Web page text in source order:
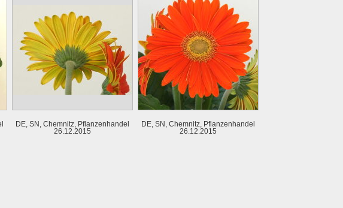
DE, SN, Chemnitz, Pflanzenhandel
26.12.2015
DE, SN, Chemnitz, Pflanzenhandel
26.12.2015